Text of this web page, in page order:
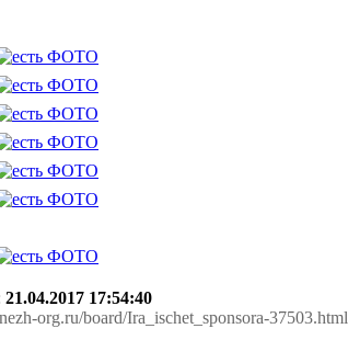
21.04.2017 17:54:40
org.ru/board/Ira_ischet_sponsora-37503.html